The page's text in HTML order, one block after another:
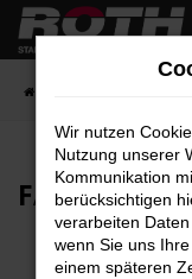
Zum
Hauptinhalt
FAHRZEUG-
Wir nutzen
Nutzung unserer
Kommunikation
berücksichtigen
verarbeiten
wenn Sie uns
einem späteren